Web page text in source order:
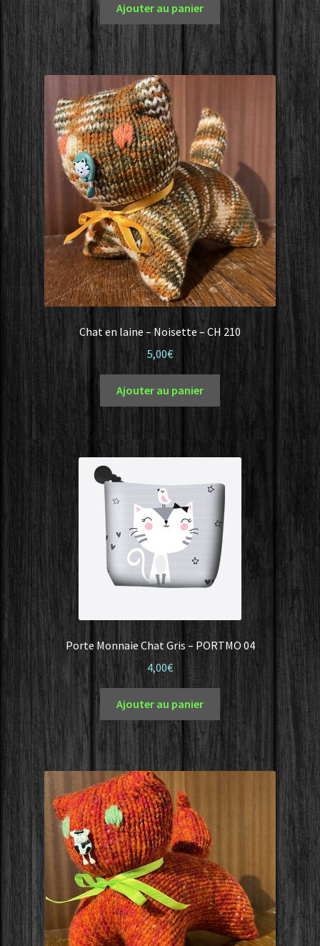
Ajouter au panier
Chat en laine – Noisette – CH 210
5,00€
Ajouter au panier
Porte Monnaie Chat Gris – PORTMO 04
4,00€
Ajouter au panier